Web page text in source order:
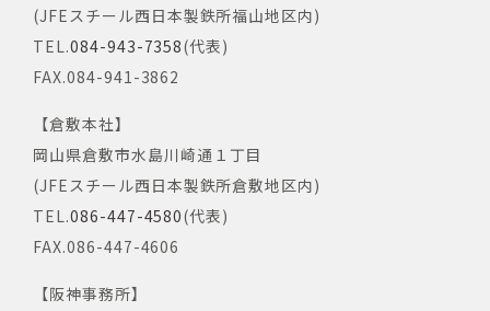
(JFEスチール西日本製鉄所福山地区内)
TEL.084-943-7358(代表)
FAX.084-941-3862
【倉敷本社】
岡山県倉敷市水島川崎通１丁目
(JFEスチール西日本製鉄所倉敷地区内)
TEL.086-447-4580(代表)
FAX.086-447-4606
【阪神事務所】